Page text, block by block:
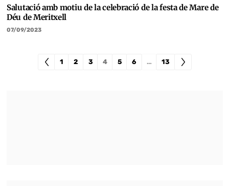
Salutació amb motiu de la celebració de la festa de Mare de
Déu de Meritxell
07/09/2023
1 2 3 4 5 6 … 13